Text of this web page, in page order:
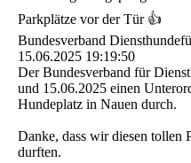
Parkplätze vor der Tür 👍
Bundesverband
15.06.2025 19:19:50
Der Bundesverband für
und 15.06.2025 einen
Hundeplatz in Nauen durch.
Danke, dass wir diesen tollen
durften.